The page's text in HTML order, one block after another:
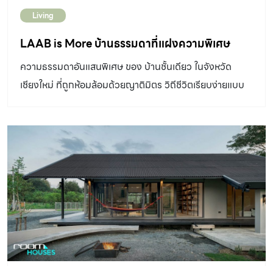
ได้อย่างดี ทั้งยังช่วยสำรองไฟฟ้าไว้ใช้ในตอนกลางคืน […]
พื้นที่ และเวลาคุณภาพ ทั้งยังเป็นพื้นที่รับแขกได้ในตัวอีกด้วย
#สวนหลากมุมมอง แม้จะเป็นสวนญี่ปุ่น และอาคารที่ออกแบบ
ออกแบบก็เลือกใช้โครงสร้างสมัยใหม่อย่างโครงสร้างเหล็ก
และบานเปิดอะลูมิเนียมที่บางเบา จึงทำให้ผู้ออกแบบสามารถ
สวนที่แตกต่างไปในแต่ละส่วนได้อย่างดี นอกจากนี้ การ
ออกแบบแกนของอาคารที่รับกับมุมมองสวน และการจัดวาง
ผนังในแกนต่าง ๆ ยังสร้างให้เกิดวิวที่แตกต่างกันไปในแต่ละ
ห้อง สัมพันธ์ไปกับองค์ประกอบสวนญี่ปุ่นที่บรรจงจัดวาง แม้
จะเป็นสวนเดียวกันแต่ให้ความรู้สึกของเรื่องราวที่แตกต่าง
ด้วยมุมมองที่เกิดขึ้นจากพื้นที่ที่ออกแบบให้สอดคล้องกัน
อย่างลงตัว #เปิดรับธรรมชาติในบรรยากาศพิเศษ นอกจาก
การเปิดมุมมองของสวน และการจัดวางผนังที่ไม่ทำให้เกิด
Living
LAAB is More บ้านธรรมดาที่แฝงความพิเศษ
ความธรรมดาอันแสนพิเศษ ของ บ้านชั้นเดียว ในจังหวัด
เชียงใหม่ ที่ถูกห้อมล้อมด้วยญาติมิตร วิถีชีวิตเรียบง่ายแบบ
DIRECTORYออกแบบ: Studio Sifah “ลาบ” ไม่ใช่แค่อาหาร
เหนือ แต่เป็นวิถีชีวิตของบ้านหลังหนึ่ง “LAAB is More” จึง
เป็นเสมือนภาพตัวแทนของการตามหา “ความธรรมดา ที่เท่
เป็นพิเศษ” ด้วยชีวิตด้านหนึ่งของเจ้าของบ้านเป็นนักถ่ายภาพ
ที่เกิดขึ้นจากความต้องการพื้นที่ส่วนตัวและความสงบในการ
ทำงาน บวกกับความชื่นชอบการเล่นสเก็ตบอร์ด ตามไลฟ์
สไตล์คนรุ่นใหม่ที่มีวิถีชีวิตร่วมสมัย ขณะที่ชีวิตอีกด้านหนึ่ง